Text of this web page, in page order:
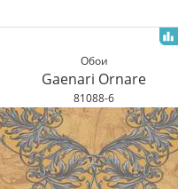
Обои
Gaenari Ornare
81088-6